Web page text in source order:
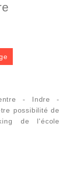
- Indre -
possibilité de
de l'école